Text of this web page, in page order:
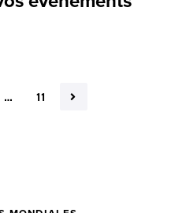
… 11